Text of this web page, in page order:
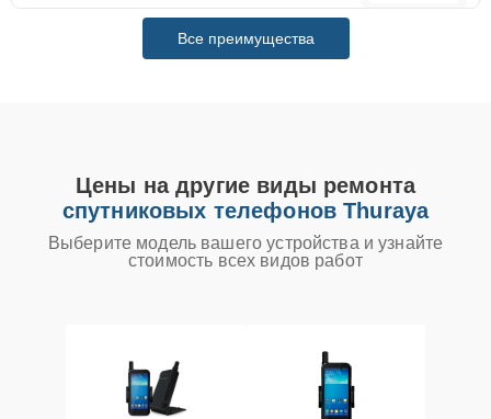
Все преимущества
Цены на другие виды ремонта
спутниковых телефонов Thuraya
Выберите модель вашего устройства и узнайте
стоимость всех видов работ